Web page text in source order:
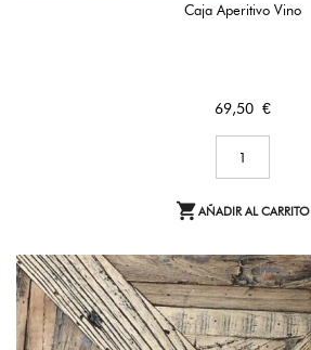
Caja Aperitivo Vino
Precio
69,50 €
AÑADIR AL CARRITO